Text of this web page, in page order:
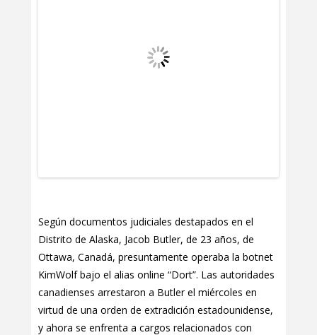
Según documentos judiciales destapados en el
Distrito de Alaska, Jacob Butler, de 23 años, de
Ottawa, Canadá, presuntamente operaba la botnet
KimWolf bajo el alias online “Dort”. Las autoridades
canadienses arrestaron a Butler el miércoles en
virtud de una orden de extradición estadounidense,
y ahora se enfrenta a cargos relacionados con